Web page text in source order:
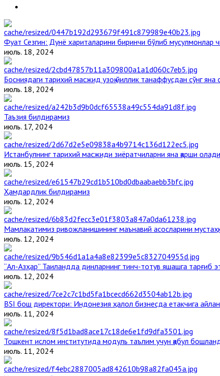
Фуат Сезгин: Дунё хариталарини биринчи бўлиб мусулмонлар
июль. 18, 2024
Босниядаги тарихий масжид узоқ йиллик танаффусдан сўнг яна
июль. 18, 2024
Таъзия билдирамиз
июль. 17, 2024
Истанбулнинг тарихий масжиди зиёратчиларни яна қарши олади
июль. 15, 2024
Ҳамдардлик билдирамиз
июль. 12, 2024
Мамлакатимиз ривожланишининг маънавий асосларини
июль. 12, 2024
“Ал-Азҳар” Таиландда динларнинг тинч-тотув яшашга тарғиб
июль. 12, 2024
BSI бош директори: Индонезия ҳалол бизнесда етакчига
июль. 11, 2024
Тошкент ислом институтида модуль таълим учун қабул
июль. 11, 2024